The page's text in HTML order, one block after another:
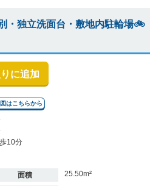
・独立洗面台・敷地内駐輪場🚲
に追加
はこちらから
10分
面積 25.50m²